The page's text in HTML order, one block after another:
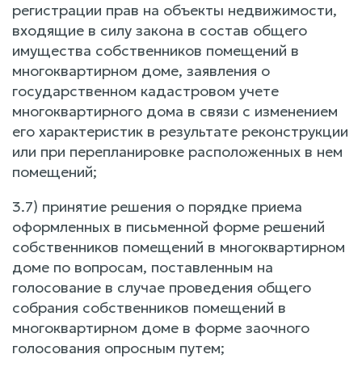
регистрации прав на объекты недвижимости,
входящие в силу закона в состав общего
имущества собственников помещений в
многоквартирном доме, заявления о
государственном кадастровом учете
многоквартирного дома в связи с изменением
его характеристик в результате реконструкции
или при перепланировке расположенных в нем
помещений;
3.7) принятие решения о порядке приема
оформленных в письменной форме решений
собственников помещений в многоквартирном
доме по вопросам, поставленным на
голосование в случае проведения общего
собрания собственников помещений в
многоквартирном доме в форме заочного
голосования опросным путем;